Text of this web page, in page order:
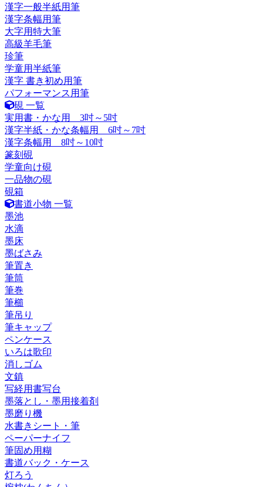
漢字一般半紙用筆
漢字条幅用筆
大字用特大筆
高級羊毛筆
珍筆
学童用半紙筆
漢字 書き初め用筆
パフォーマンス用筆
硯 一覧
実用書・かな用 3吋～5吋
漢字半紙・かな条幅用 6吋～7吋
漢字条幅用 8吋～10吋
篆刻硯
学童向け硯
一品物の硯
硯箱
書道小物 一覧
墨池
水滴
墨床
墨ばさみ
筆置き
筆筒
筆巻
筆櫛
筆吊り
筆キャップ
ペンケース
いろは歌印
消しゴム
文鎮
写経用書写台
墨落とし・墨用接着剤
墨磨り機
水書きシート・筆
ペーパーナイフ
筆固め用糊
書道バック・ケース
灯ろう